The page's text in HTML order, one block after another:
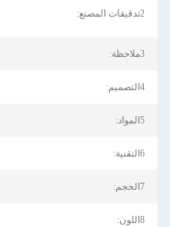
2تدقيقات المصنع:
3ملاحظة:
4التصميم:
5المواد:
6التقنية:
7الحجم:
8اللون: